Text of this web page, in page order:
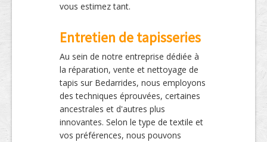
vous estimez tant.
Entretien de tapisseries
Au sein de notre entreprise dédiée à
la réparation, vente et nettoyage de
tapis sur Bedarrides, nous employons
des techniques éprouvées, certaines
ancestrales et d'autres plus
innovantes. Selon le type de textile et
vos préférences, nous pouvons